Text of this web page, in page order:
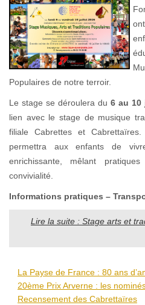
Populaires de notre terroir.
Le stage se déroulera du 6 au 10
lien avec le stage de musique
filiale Cabrettes et
permettra aux enfants de
enrichissante, mêlant
convivialité.
Informations pratiques –
Lire la suite : Stage arts et
La Payse de France : 80 ans
20ème Prix Arverne : les
Recensement des Cabrettaïres